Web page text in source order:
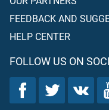
FEEDBACK AND
HELP CENTER
FOLLOW US ON